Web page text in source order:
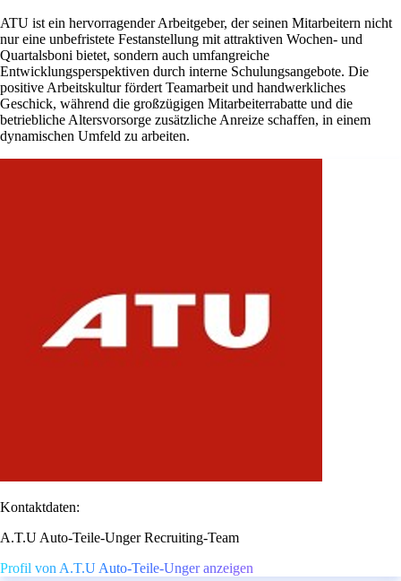
ATU ist ein hervorragender Arbeitgeber, der seinen Mitarbeitern nicht
nur eine unbefristete Festanstellung mit attraktiven Wochen- und
Quartalsboni bietet, sondern auch umfangreiche
Entwicklungsperspektiven durch interne Schulungsangebote. Die
positive Arbeitskultur fördert Teamarbeit und handwerkliches
Geschick, während die großzügigen Mitarbeiterrabatte und die
betriebliche Altersvorsorge zusätzliche Anreize schaffen, in einem
dynamischen Umfeld zu arbeiten.
Kontaktdaten:
A.T.U Auto-Teile-Unger Recruiting-Team
Profil von A.T.U Auto-Teile-Unger anzeigen